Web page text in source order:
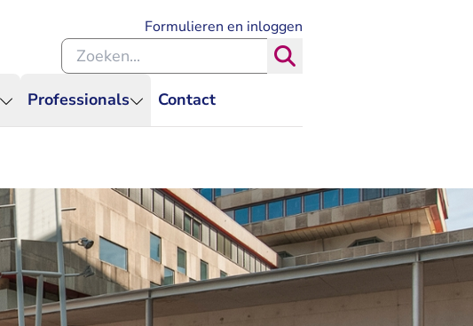
Professionals Contact
Formulieren en inloggen
Zoeken binnen de Rechtspraak